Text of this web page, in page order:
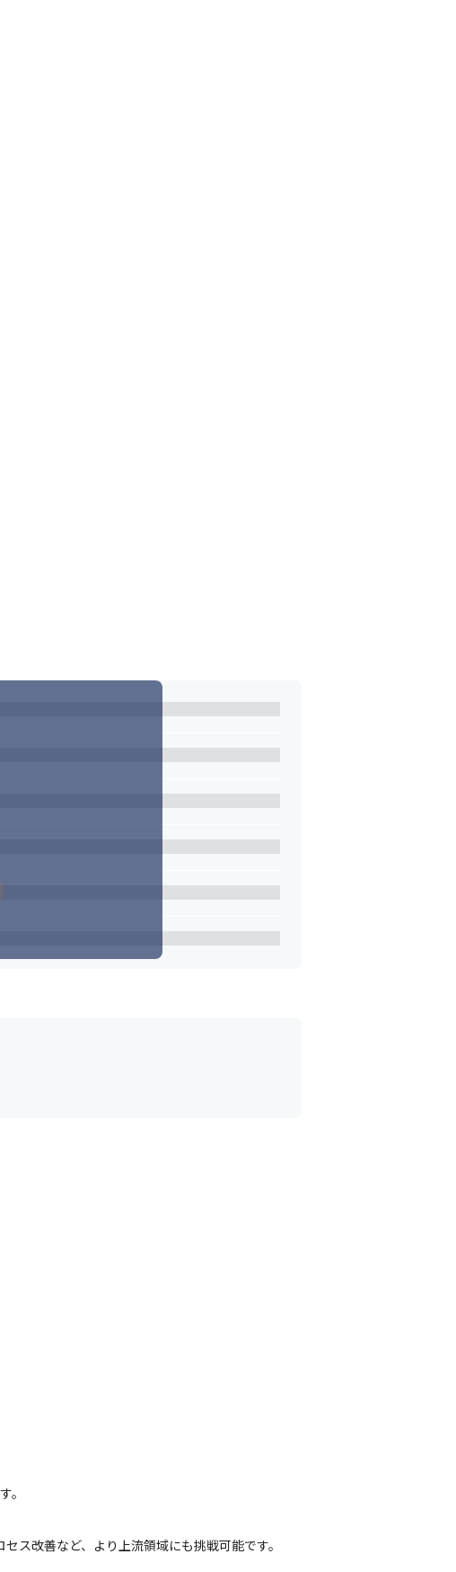
。
ス改善など、より上流領域にも挑戦可能です。